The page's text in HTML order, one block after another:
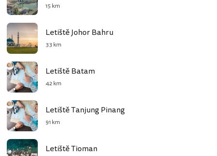
15 km
Letiště Johor Bahru
33 km
Letiště Batam
42 km
Letiště Tanjung Pinang
91 km
Letiště Tioman